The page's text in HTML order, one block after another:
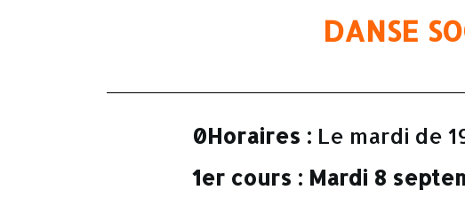
DANSE
0Horaires : Le mardi de
1er cours : Mardi 8